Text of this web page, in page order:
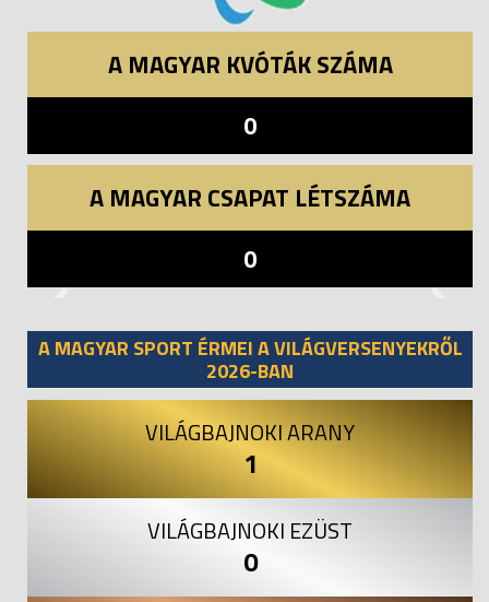
A MAGYAR KVÓTÁK SZÁMA
0
A MAGYAR CSAPAT LÉTSZÁMA
0
A MAGYAR SPORT ÉRMEI A VILÁGVERSENYEKRŐL
2026-BAN
VILÁGBAJNOKI ARANY
1
VILÁGBAJNOKI EZÜST
0